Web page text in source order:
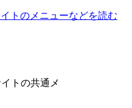
トのメニューなどを読む
トの共通メ